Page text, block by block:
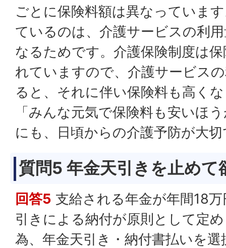
ごとに保険料額は異なっていま
ているのは、介護サービスの利
なるためです。介護保険制度は
れていますので、介護サービス
ると、それに伴い保険料も高く
「みんな元気で保険料も安いほ
にも、日頃からの介護予防が大
質問5 年金天引きを止めて
回答5 支給される年金が年間18
引きによる納付が原則として定
為、年金天引き・納付書払いを